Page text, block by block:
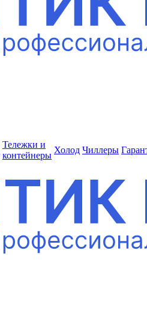
Тележки и
контейнеры
Холод Чиллеры